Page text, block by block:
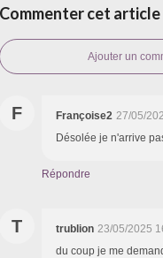
Commenter cet article
Ajouter un
F Françoise2 27/05/
Désolée je n'arrive
Répondre
T trublion 23/05/2025
du coup je me